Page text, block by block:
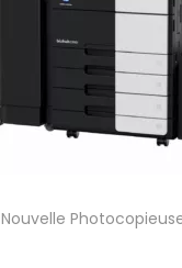
Nouvelle